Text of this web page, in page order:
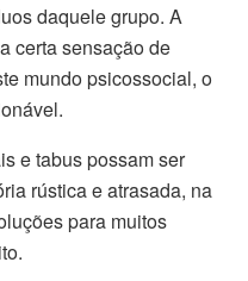
daquele grupo. A
certa sensação de
mundo psicossocial, o
e tabus possam ser
rústica e atrasada, na
para muitos